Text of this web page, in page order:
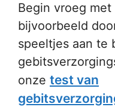
Begin vroeg
bijvoorbeeld
speeltjes aan te
onze test van